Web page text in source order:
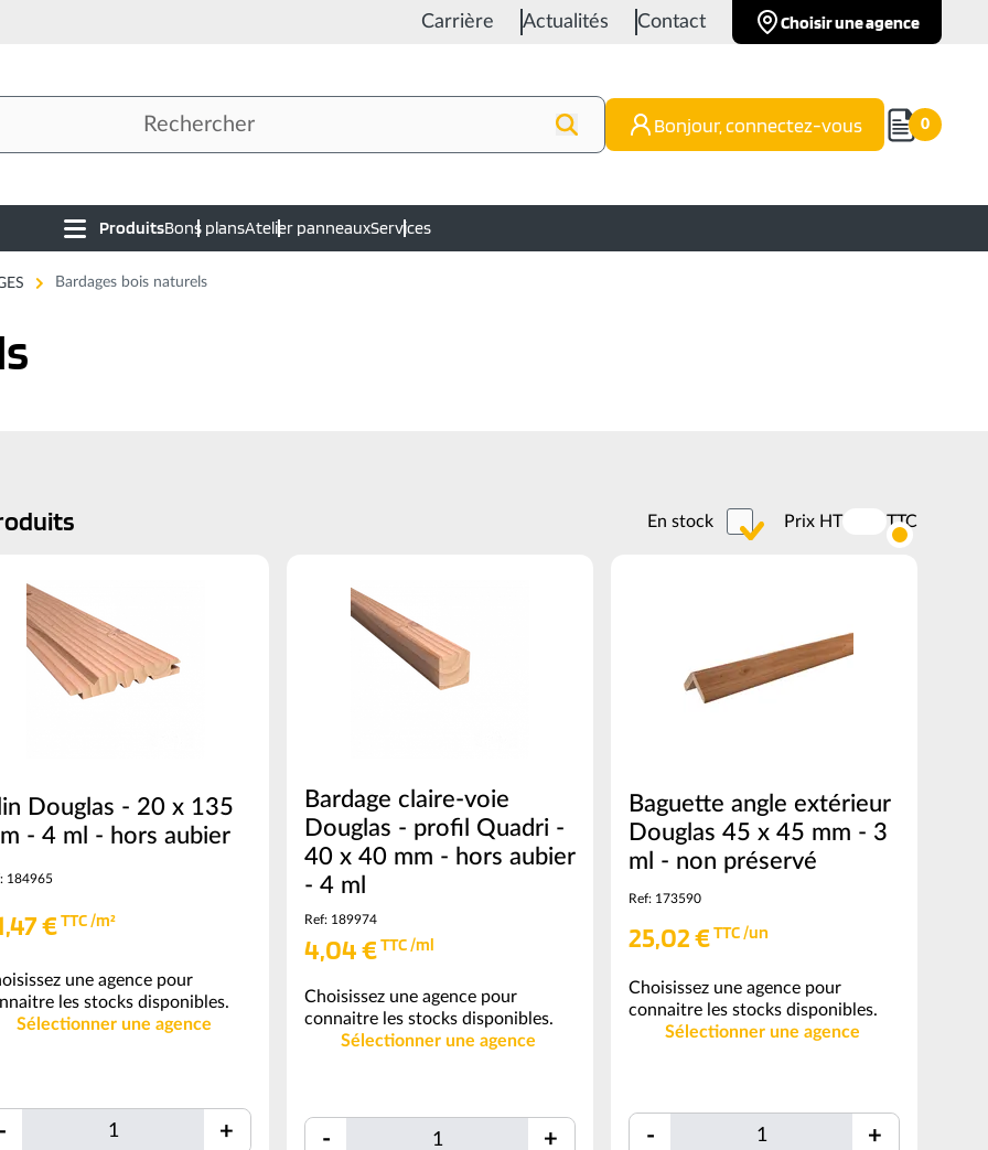
Carrière Actualités Contact Choisir une agence
Bonjour, connectez-vous 0
Main
navigation
ProduitsBons plansAtelier panneauxServices
Bardages bois naturels
En stock
Prix HT
TTC
Douglas - 20 x 135
- 4 ml - hors aubier
184965
€TTC /m²
une agence pour
les stocks disponibles.
Sélectionner une agence
- Quantité +
Bardage claire-voie
Douglas - profil Quadri -
40 x 40 mm - hors aubier
- 4 ml
Ref: 189974
4,04 €TTC /ml
Choisissez une agence pour
connaitre les stocks disponibles.
Sélectionner une agence
- Quantité +
Baguette angle extérieur
Douglas 45 x 45 mm - 3
ml - non préservé
Ref: 173590
25,02 €TTC /un
Choisissez une agence pour
connaitre les stocks disponibles.
Sélectionner une agence
- Quantité +